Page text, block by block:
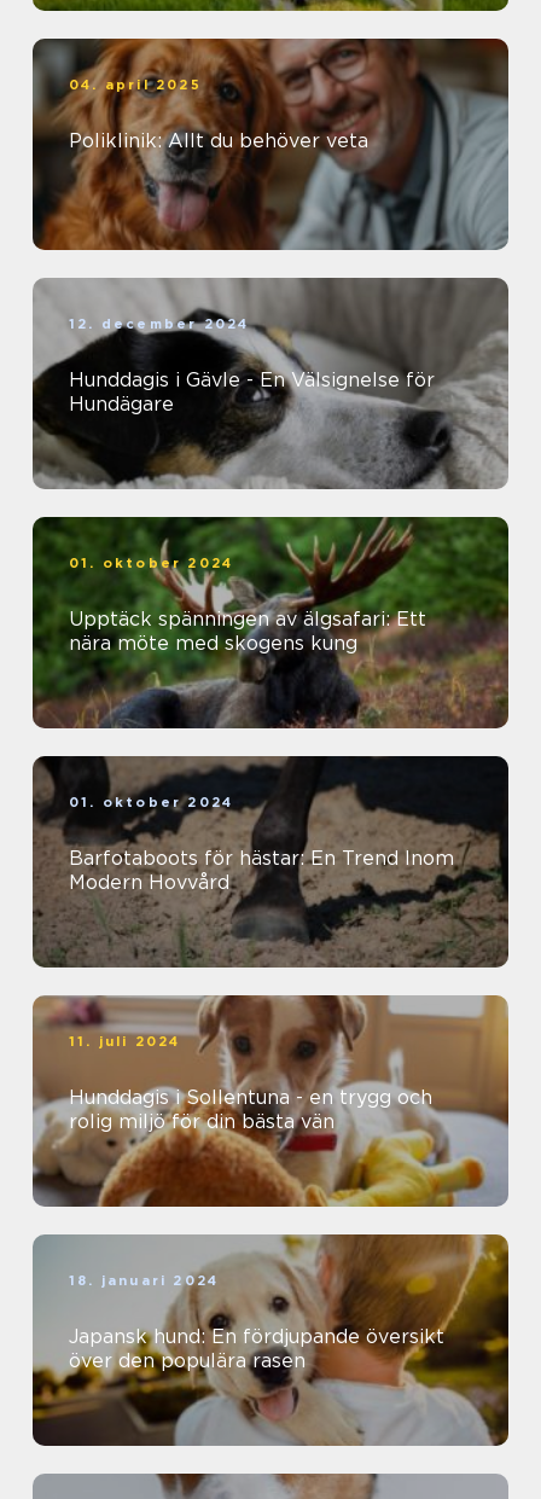
04. april 2025
Poliklinik: Allt du behöver veta
12. december 2024
Hunddagis i Gävle - En Välsignelse för
Hundägare
01. oktober 2024
Upptäck spänningen av älgsafari: Ett
nära möte med skogens kung
01. oktober 2024
Barfotaboots för hästar: En Trend Inom
Modern Hovvård
11. juli 2024
Hunddagis i Sollentuna - en trygg och
rolig miljö för din bästa vän
18. januari 2024
Japansk hund: En fördjupande översikt
över den populära rasen